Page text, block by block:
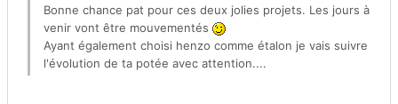
Bonne chance pat pour ces deux jolies projets. Les jours à
venir vont être mouvementés
Ayant également choisi henzo comme étalon je vais suivre
l'évolution de ta potée avec attention....